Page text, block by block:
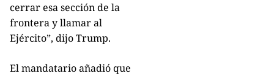
cerrar esa sección de la
frontera y llamar al
Ejército”, dijo Trump.
El mandatario añadió que